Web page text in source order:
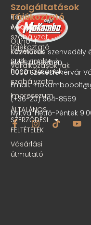
Kézműves
elkészítésében.
8000 Székesfehérvár
Email:
(+36-20) 964-8559
Nyitva: Hétfő-Péntek
Szolgáltatások
Kávé
webshop
Otthoni
kávéfőzők
Vállalkozásoknak
Tájékoztató
Adatvédelmi
szabályzat,
tájékoztató
Sütik, cookie-k
használatának
szabályzata
Impresszum
ÁLTALÁNOS
SZERZŐDÉSI
FELTÉTELEK
Vásárlási
útmutató